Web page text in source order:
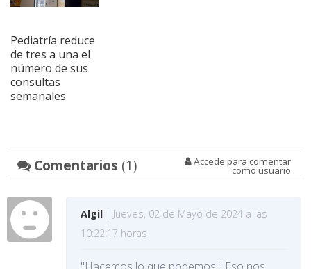
Pediatría reduce
de tres a una el
número de sus
consultas
semanales
Comentarios (1) Accede para comentar
como usuario
Algil | Jueves, 02 de Mayo de 2024 a las
10:22:17 horas